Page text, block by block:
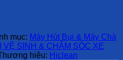
mục: Máy Hút Bụi & Máy Chà
VỆ SINH & CHĂM SÓC XE
hiệu: Hiclean